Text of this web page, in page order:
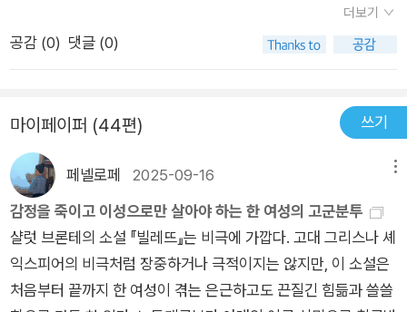
하게 되어 그 일을 할 적임자를 찾은 것이다. 하지만 루시는 하녀
일을 오래도록 할 수 없었다. 먼저 떠난 연인을 그리워하다 마치
도시에 도착한다. 당시 여성들이 단독으로 감행할 수 있는 일이
얼마나 있었을까 싶은데 주인공은 어려운 상황에서 떨어져 나가
지 않고 고통을 수용하며 기꺼이 앞으로 나간다. 나는 그의 태도
가 인생에서 중요하다 여겨졌다. 내겐 잃을 것이 없었다. 말로 다
할 수 없을 만큼 싫은 과거의 황량한 삶으로는 결코 되돌아가고
싶지 않았다. 지금 하려는 일에서 실패한들 나 말고 고통을 당할
사람이 누가 있는가? 내가 먼 곳에서 ‘집에서 먼 곳에서‘라고 말
하려 했으나 내게는 집이 없었다―잉글랜드에서 먼 곳에서 죽은
문을 제기하지 않는아이로 길러내려고 애썼다. '먹고, 마시고, 살
아라!' 성당은 말했다. '너희는 육체를 돌보고 영혼은 내게 맡겨라.
더보기
공감 (0) 댓글 (0)
마이페이퍼 (44편) 쓰기
페넬로페 2025-09-16
감정을 죽이고 이성으로만 살아야 하는 한 여성의 고군분투
샬럿 브론테의 소설 『빌레뜨』는 비극에 가깝다. 고대 그리스나 셰
익스피어의 비극처럼 장중하거나 극적이지는 않지만, 이 소설은
처음부터 끝까지 한 여성이 겪는 은근하고도 끈질긴 힘듦과 쓸쓸